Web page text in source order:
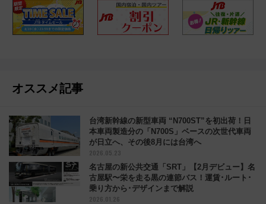
オススメ記事
台湾新幹線の新型車両 “N700ST”を初出荷！日
本車両製造分の「N700S」ベースの次世代車両
が日立へ、その後8月には台湾へ
2026.05.23
名古屋の新公共交通「SRT」【2月デビュー】名
古屋駅〜栄を走る黒の連節バス！運賃･ルート･
乗り方から･デザインまで解説
2026.01.26